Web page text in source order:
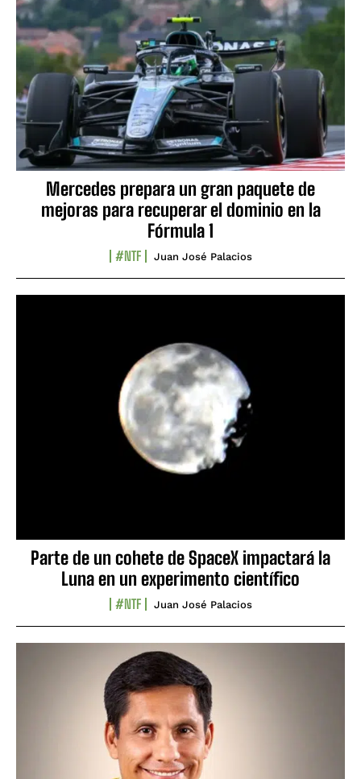
Mercedes prepara un gran paquete de
mejoras para recuperar el dominio en la
Fórmula 1
#NTF Juan José Palacios
Parte de un cohete de SpaceX impactará la
Luna en un experimento científico
#NTF Juan José Palacios